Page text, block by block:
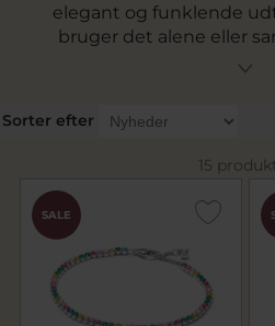
elegant og funklende
bruger det alene eller
armbånd. Hos Pind J.
guldbelagt design med
Sorter efter
15
SALE